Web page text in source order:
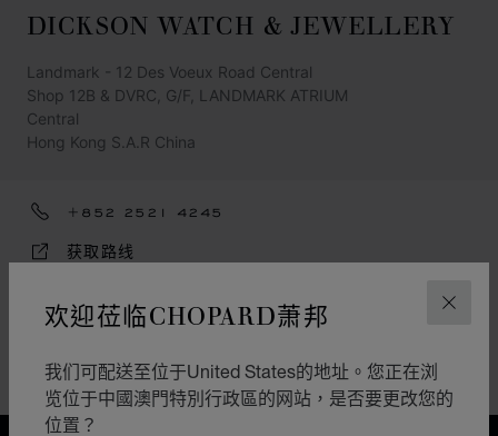
关闭
欢迎莅临CHOPARD萧邦
我们可配送至位于United States的地址。您正在浏
览位于中國澳門特別行政區的网站，是否要更改您的
位置？
DICKSON WATCH & JEWELLERY
Landmark - 12 Des Voeux Road Central
Shop 12B & DVRC, G/F, LANDMARK ATRIUM
Central
Hong Kong S.A.R China
+852 2521 4245
获取路线
L.U.C.